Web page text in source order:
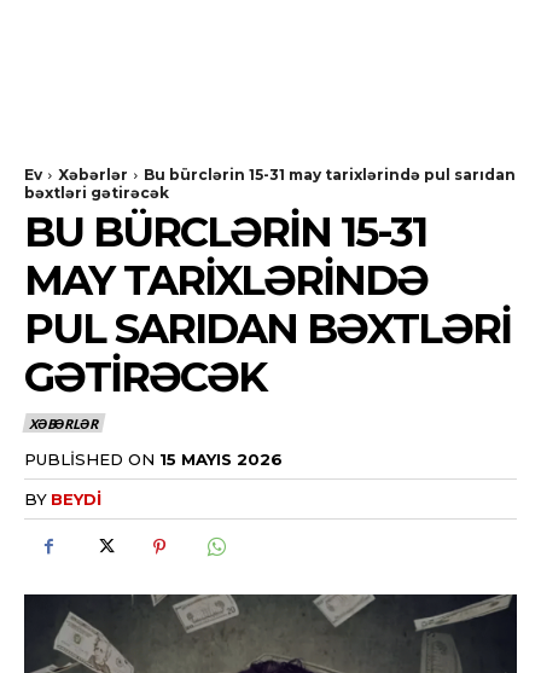
Ev Xəbərlər
Bu bürclərin 15-31 may tarixlərində pul sarıdan
bəxtləri gətirəcək
BU BÜRCLƏRIN 15-31
MAY TARIXLƏRINDƏ
PUL SARIDAN BƏXTLƏRI
GƏTIRƏCƏK
XƏBƏRLƏR
PUBLISHED ON 15 MAYIS 2026
BY BEYDI